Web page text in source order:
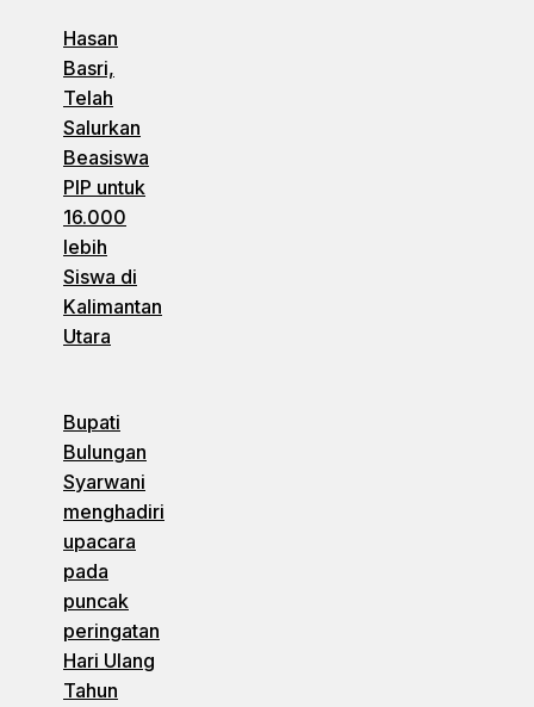
Hasan
Basri,
Telah
Salurkan
Beasiswa
PIP untuk
16.000
lebih
Siswa di
Kalimantan
Utara
Bupati
Bulungan
Syarwani
menghadiri
upacara
pada
puncak
peringatan
Hari Ulang
Tahun